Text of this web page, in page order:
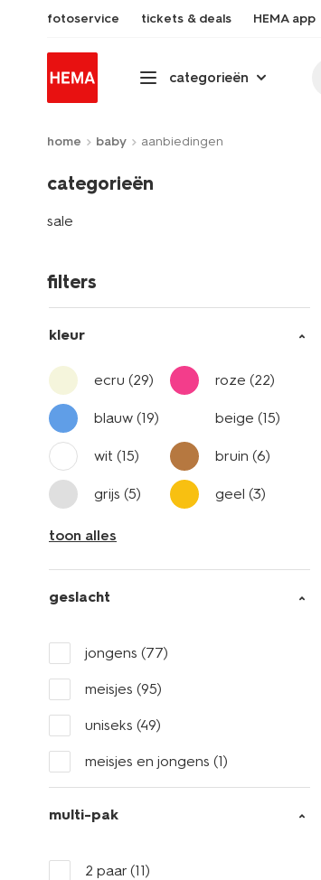
fotoservice tickets & deals HEMA app
categorieën
home baby aanbiedingen
categorieën
sale
filters
kleur
ecru (29) roze(22)
blauw (19) beige(15)
wit (15) bruin(6)
grijs (5) geel(3)
toon alles
geslacht
jongens (77)
meisjes (95)
uniseks (49)
meisjes en jongens (1)
multi-pak
2 paar (11)